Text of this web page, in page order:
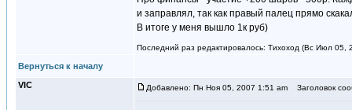
и заправлял, так как правый палец прямо
В итоге у меня вышло 1к руб)
Последний раз редактировалось: Тихоход (Вс Июл 05,
Вернуться к началу
VIC
Добавлено: Пн Ноя 05, 2007 1:51 am Заголовок